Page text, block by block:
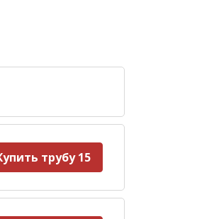
трубу 15